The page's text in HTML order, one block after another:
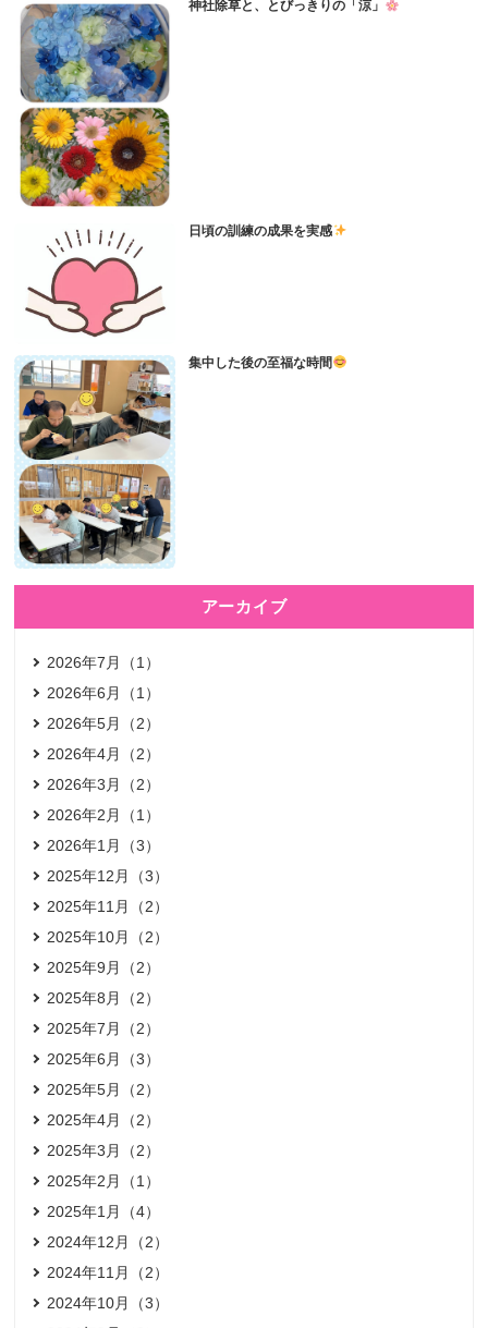
神社除草と、とびっきりの「涼」
日頃の訓練の成果を実感
集中した後の至福な時間
アーカイブ
2026年7月（1）
2026年6月（1）
2026年5月（2）
2026年4月（2）
2026年3月（2）
2026年2月（1）
2026年1月（3）
2025年12月（3）
2025年11月（2）
2025年10月（2）
2025年9月（2）
2025年8月（2）
2025年7月（2）
2025年6月（3）
2025年5月（2）
2025年4月（2）
2025年3月（2）
2025年2月（1）
2025年1月（4）
2024年12月（2）
2024年11月（2）
2024年10月（3）